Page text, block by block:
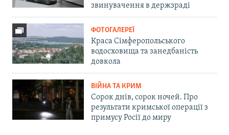
звинувачення в держзраді
ФОТОГАЛЕРЕЇ
Краса Сімферопольського
водосховища та занедбаність
довкола
ВІЙНА ТА КРИМ
Сорок днів, сорок ночей. Про
результати кримської операції з
примусу Росії до миру